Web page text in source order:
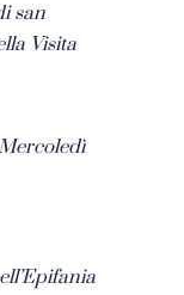
san
Visita